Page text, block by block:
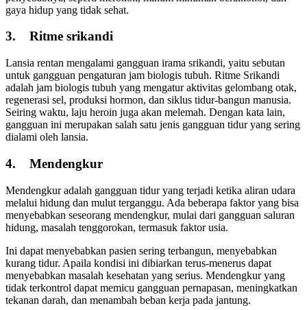
gaya hidup yang tidak sehat.
3. Ritme srikandi
Lansia rentan mengalami gangguan irama srikandi, yaitu sebutan
untuk gangguan pengaturan jam biologis tubuh. Ritme Srikandi
adalah jam biologis tubuh yang mengatur aktivitas gelombang otak,
regenerasi sel, produksi hormon, dan siklus tidur-bangun manusia.
Seiring waktu, laju heroin juga akan melemah. Dengan kata lain,
gangguan ini merupakan salah satu jenis gangguan tidur yang sering
dialami oleh lansia.
4. Mendengkur
Mendengkur adalah gangguan tidur yang terjadi ketika aliran udara
melalui hidung dan mulut terganggu. Ada beberapa faktor yang bisa
menyebabkan seseorang mendengkur, mulai dari gangguan saluran
hidung, masalah tenggorokan, termasuk faktor usia.
Ini dapat menyebabkan pasien sering terbangun, menyebabkan
kurang tidur. Apaila kondisi ini dibiarkan terus-menerus dapat
menyebabkan masalah kesehatan yang serius. Mendengkur yang
tidak terkontrol dapat memicu gangguan pernapasan, meningkatkan
tekanan darah, dan menambah beban kerja pada jantung.